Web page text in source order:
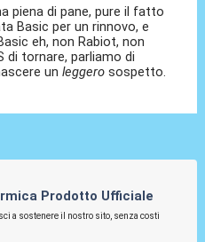
piena di pane, pure il fatto
Basic per un rinnovo, e
eh, non Rabiot, non
di tornare, parliamo di
unleggero sospetto.
Prodotto Ufficiale
a sostenere il nostro sito, senza costi